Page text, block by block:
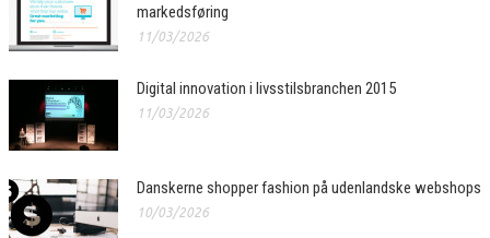
markedsføring
11/03/2026
Digital innovation i livsstilsbranchen 2015
11/03/2026
Danskerne shopper fashion på udenlandske webshops
10/03/2026